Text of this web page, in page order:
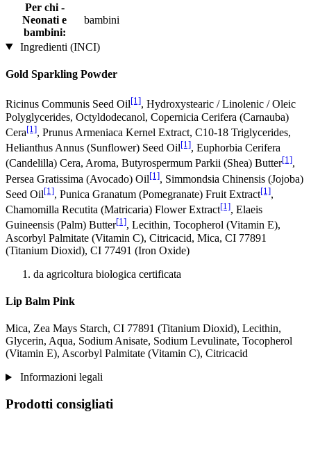
Per chi -
Neonati e
bambini:
bambini
Ingredienti (INCI)
Gold Sparkling Powder
Ricinus Communis Seed Oil[1], Hydroxystearic / Linolenic / Oleic
Polyglycerides, Octyldodecanol, Copernicia Cerifera (Carnauba)
Cera[1], Prunus Armeniaca Kernel Extract, C10-18 Triglycerides,
Helianthus Annus (Sunflower) Seed Oil[1], Euphorbia Cerifera
(Candelilla) Cera, Aroma, Butyrospermum Parkii (Shea) Butter[1],
Persea Gratissima (Avocado) Oil[1], Simmondsia Chinensis (Jojoba)
Seed Oil[1], Punica Granatum (Pomegranate) Fruit Extract[1],
Chamomilla Recutita (Matricaria) Flower Extract[1], Elaeis
Guineensis (Palm) Butter[1], Lecithin, Tocopherol (Vitamin E),
Ascorbyl Palmitate (Vitamin C), Citricacid, Mica, CI 77891
(Titanium Dioxid), CI 77491 (Iron Oxide)
da agricoltura biologica certificata
Lip Balm Pink
Mica, Zea Mays Starch, CI 77891 (Titanium Dioxid), Lecithin,
Glycerin, Aqua, Sodium Anisate, Sodium Levulinate, Tocopherol
(Vitamin E), Ascorbyl Palmitate (Vitamin C), Citricacid
Informazioni legali
Prodotti consigliati